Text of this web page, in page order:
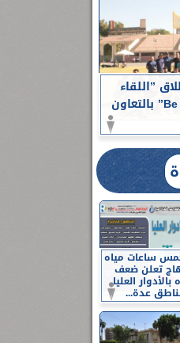
”اللقاء
الرياضي للياقة البدنية Be Fit” بالتعاون
ساعات مياه
تعلن ضعف
بالأدوار العليا
عدة...